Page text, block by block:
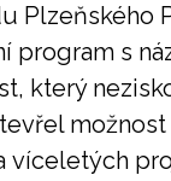
Plzeňského
program s
který
víceletých